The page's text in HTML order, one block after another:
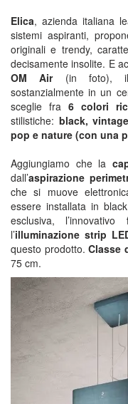
Elica, azienda italiana
sistemi aspiranti,
originali e trendy,
decisamente insolite. E
OM Air(in foto), il
sostanzialmente in un
sceglie fra 6 colori
stilistiche: black,
pop e nature (con una
Aggiungiamo che la
dall’aspirazione
che si muove
essere installata in
esclusiva, l’innovativo
l’illuminazione strip
questo prodotto.Classe
75 cm.